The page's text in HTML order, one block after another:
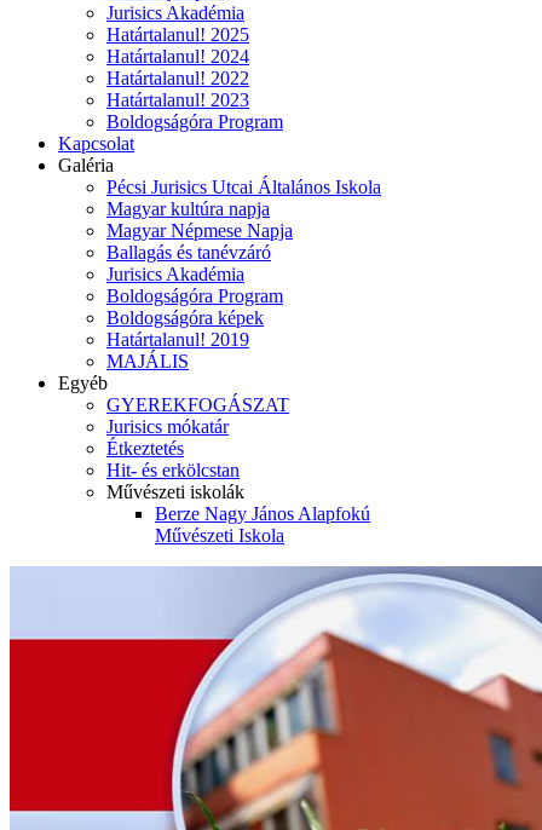
Jurisics Akadémia
Határtalanul! 2025
Határtalanul! 2024
Határtalanul! 2022
Határtalanul! 2023
Boldogságóra Program
Kapcsolat
Galéria
Pécsi Jurisics Utcai Általános Iskola
Magyar kultúra napja
Magyar Népmese Napja
Ballagás és tanévzáró
Jurisics Akadémia
Boldogságóra Program
Boldogságóra képek
Határtalanul! 2019
MAJÁLIS
Egyéb
GYEREKFOGÁSZAT
Jurisics mókatár
Étkeztetés
Hit- és erkölcstan
Művészeti iskolák
Berze Nagy János Alapfokú
Művészeti Iskola